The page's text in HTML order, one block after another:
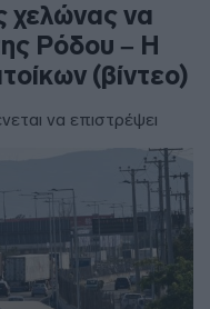
χελώνας να
Ρόδου – Η
(βίντεο)
να επιστρέψει